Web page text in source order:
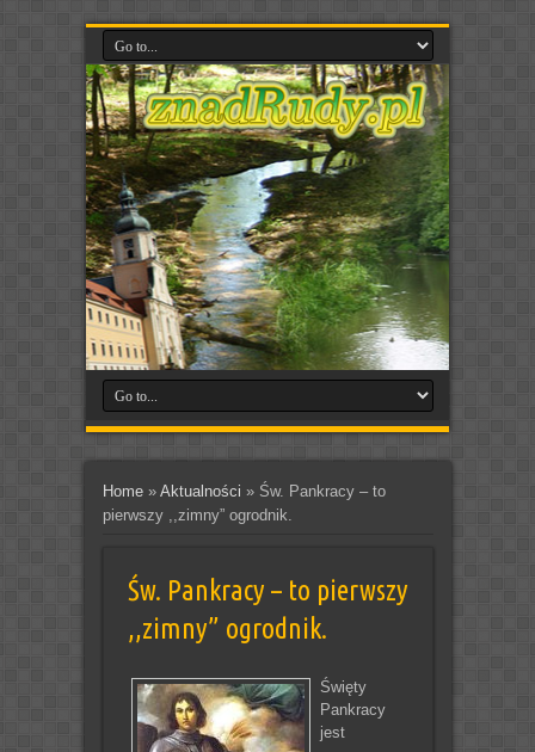
Home» Aktualności » Św. Pankracy – to
pierwszy ,,zimny” ogrodnik.
Św. Pankracy – to pierwszy
,,zimny” ogrodnik.
Święty
Pankracy
jest